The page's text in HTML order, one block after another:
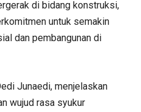
di bidang konstruksi,
untuk semakin
dan pembangunan di
Junaedi, menjelaskan
wujud rasa syukur